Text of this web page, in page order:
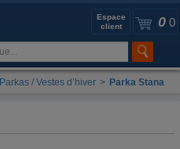
0 0
Espace
client
Parkas / Vestes d’hiver > Parka Stana